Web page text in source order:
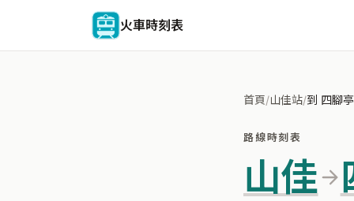
火車時刻表
首頁/山佳站/到 四腳亭
路線時刻表
山佳